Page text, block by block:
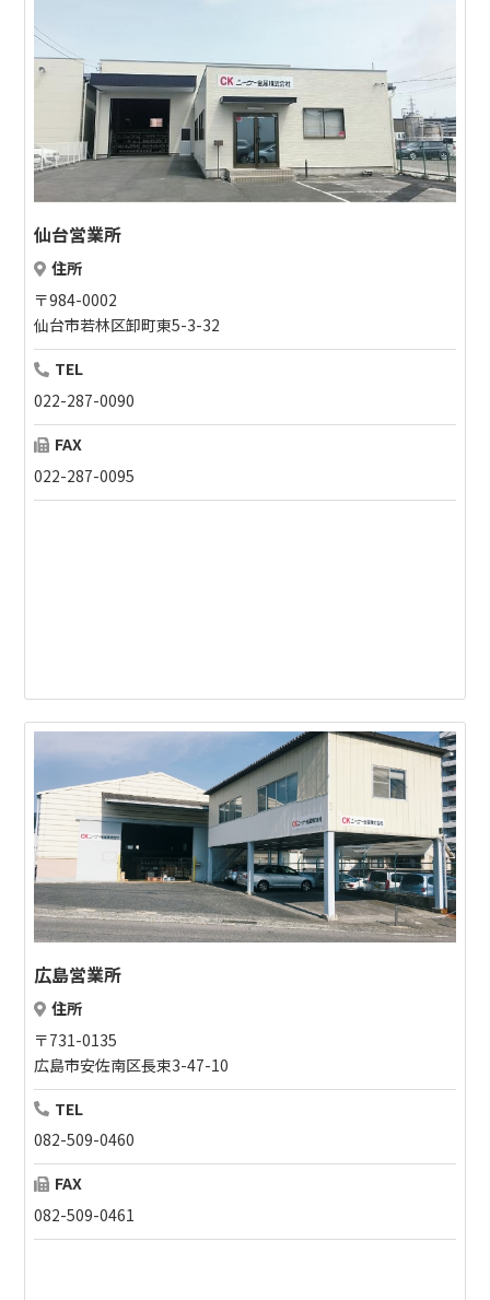
仙台営業所
住所
〒984-0002
仙台市若林区卸町東5-3-32
TEL
022-287-0090
FAX
022-287-0095
広島営業所
住所
〒731-0135
広島市安佐南区長束3-47-10
TEL
082-509-0460
FAX
082-509-0461